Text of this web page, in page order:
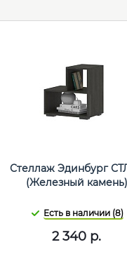
Стеллаж Эдинбург
(Железный камень)
Есть в наличии (8)
2 340 р.